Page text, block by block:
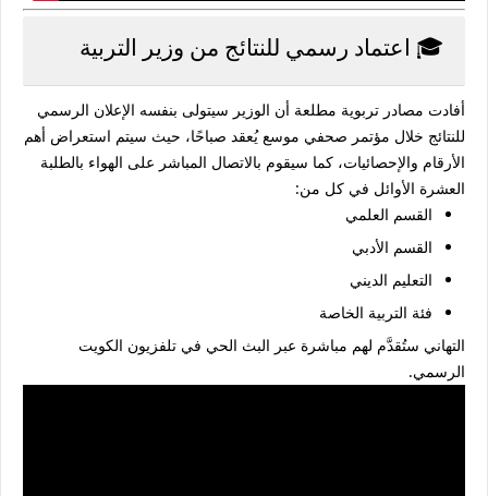
🎓 اعتماد رسمي للنتائج من وزير التربية
أفادت مصادر تربوية مطلعة أن الوزير سيتولى بنفسه الإعلان الرسمي
للنتائج خلال مؤتمر صحفي موسع يُعقد صباحًا، حيث سيتم استعراض أهم
الأرقام والإحصائيات، كما سيقوم بالاتصال المباشر على الهواء بالطلبة
العشرة الأوائل في كل من:
القسم العلمي
القسم الأدبي
التعليم الديني
فئة التربية الخاصة
التهاني ستُقدَّم لهم مباشرة عبر البث الحي في تلفزيون الكويت
الرسمي.